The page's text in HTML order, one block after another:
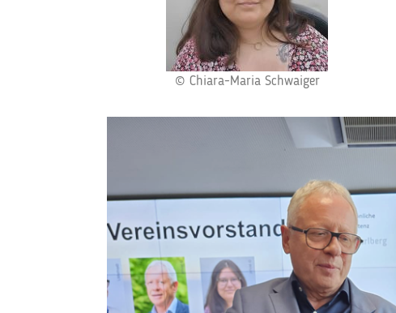
© Chiara-Maria Schwaiger